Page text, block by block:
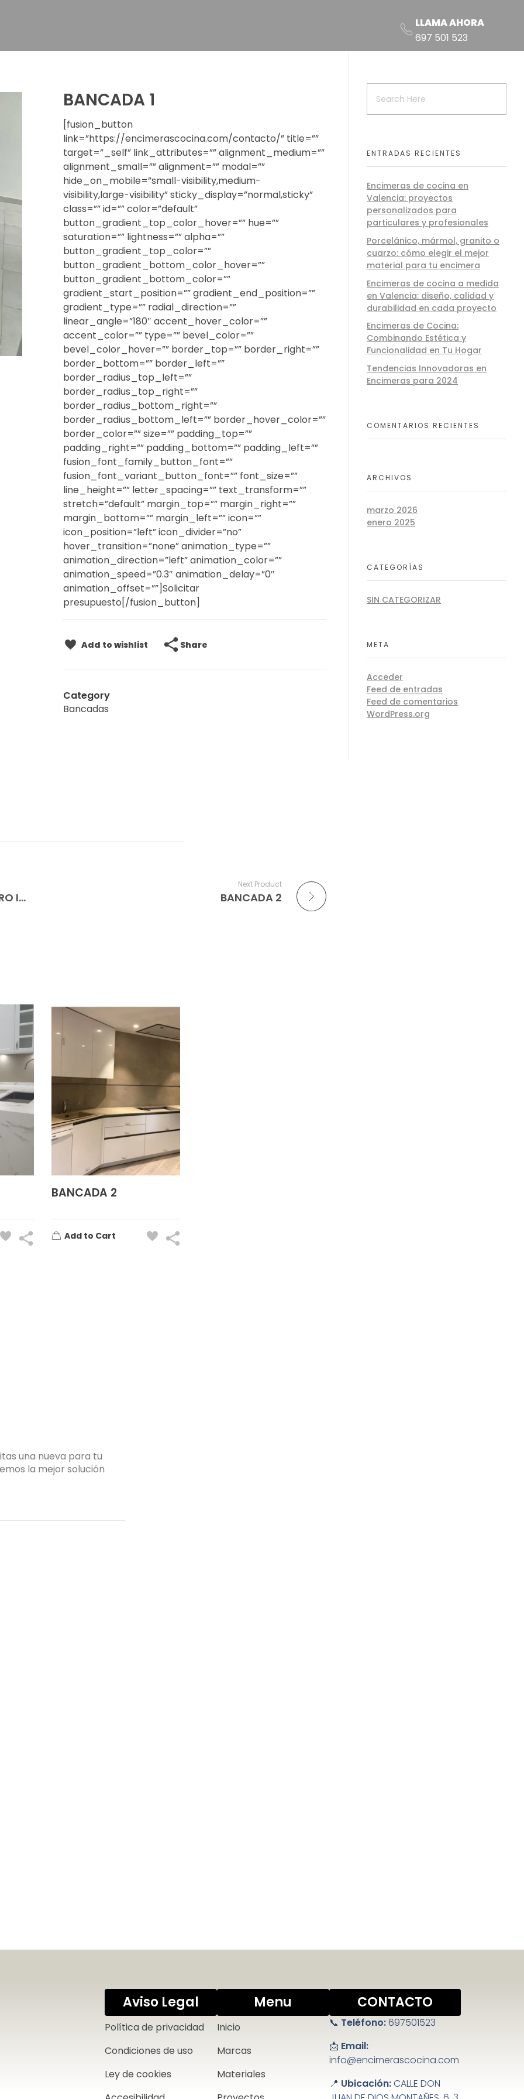
LLAMA AHORA
697 501 523
BANCADA 1
[fusion_button
link=”https://encimerascocina.com/contacto/” title=””
target=”_self” link_attributes=”” alignment_medium=””
alignment_small=”” alignment=”” modal=””
hide_on_mobile=”small-visibility,medium-
visibility,large-visibility” sticky_display=”normal,sticky”
class=”” id=”” color=”default”
button_gradient_top_color_hover=”” hue=””
saturation=”” lightness=”” alpha=””
button_gradient_top_color=””
button_gradient_bottom_color_hover=””
button_gradient_bottom_color=””
gradient_start_position=”” gradient_end_position=””
gradient_type=”” radial_direction=””
linear_angle=”180″ accent_hover_color=””
accent_color=”” type=”” bevel_color=””
bevel_color_hover=”” border_top=”” border_right=””
border_bottom=”” border_left=””
border_radius_top_left=””
border_radius_top_right=””
border_radius_bottom_right=””
border_radius_bottom_left=”” border_hover_color=””
border_color=”” size=”” padding_top=””
padding_right=”” padding_bottom=”” padding_left=””
fusion_font_family_button_font=””
fusion_font_variant_button_font=”” font_size=””
line_height=”” letter_spacing=”” text_transform=””
stretch=”default” margin_top=”” margin_right=””
margin_bottom=”” margin_left=”” icon=””
icon_position=”left” icon_divider=”no”
hover_transition=”none” animation_type=””
animation_direction=”left” animation_color=””
animation_speed=”0.3″ animation_delay=”0″
animation_offset=””]Solicitar
presupuesto[/fusion_button]
Add to wishlist Share
Category
Bancadas
PILA CON DESAGUE OCULTO Y TOALLERO INTEGRADO
Next Product
BANCADA 2
BANCADA 2
Add to Cart
ENTRADAS RECIENTES
Encimeras de cocina en
Valencia: proyectos
personalizados para
particulares y profesionales
Porcelánico, mármol, granito o
cuarzo: cómo elegir el mejor
material para tu encimera
Encimeras de cocina a medida
en Valencia: diseño, calidad y
durabilidad en cada proyecto
Encimeras de Cocina:
Combinando Estética y
Funcionalidad en Tu Hogar
Tendencias Innovadoras en
Encimeras para 2024
COMENTARIOS RECIENTES
ARCHIVOS
marzo 2026
enero 2025
CATEGORÍAS
SIN CATEGORIZAR
META
Acceder
Feed de entradas
Feed de comentarios
WordPress.org
una nueva para tu
la mejor solución
Aviso Legal
Política de privacidad
Condiciones de uso
Ley de cookies
Menu
Inicio
Marcas
Materiales
CONTACTO
📞 Teléfono:697501523
📩 Email:
info@encimerascocina.com
📍 Ubicación:CALLE DON